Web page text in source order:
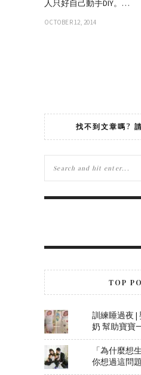
人只好自己動手DIY。…
OCTOBER 12, 2014
找不到文章嗎?
TOP
訓練睡過夜 |
奶 幫助寶寶
「為什麼想
你想過這問